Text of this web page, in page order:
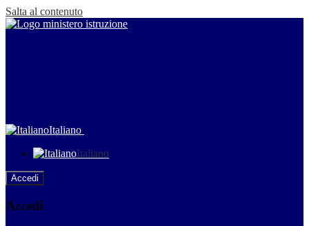
Salta al contenuto
Italiano
Italiano
Accedi
Accedi